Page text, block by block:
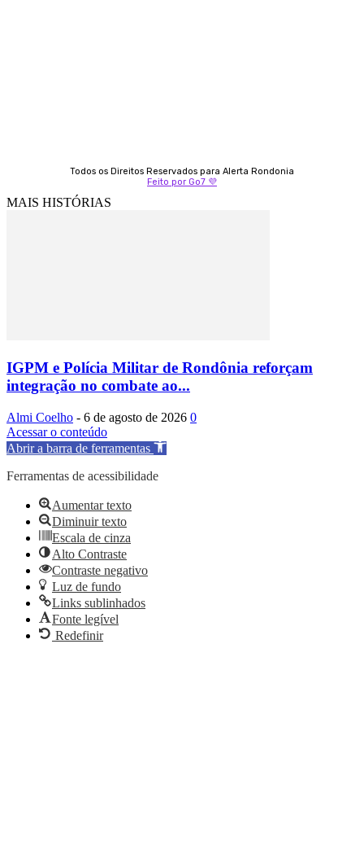
Todos os Direitos Reservados para Alerta Rondonia
Feito por Go7 💜
MAIS HISTÓRIAS
IGPM e Polícia Militar de Rondônia reforçam
integração no combate ao...
Almi Coelho - 6 de agosto de 2026 0
Acessar o conteúdo
Abrir a barra de ferramentas
Ferramentas de acessibilidade
Aumentar texto
Diminuir texto
Escala de cinza
Alto Contraste
Contraste negativo
Luz de fundo
Links sublinhados
Fonte legível
Redefinir